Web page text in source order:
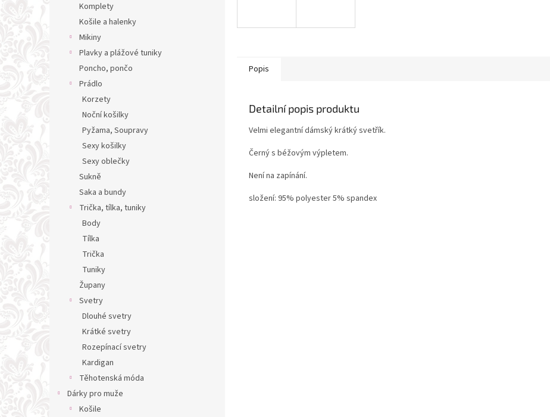
Komplety
Košile a halenky
Mikiny
Plavky a plážové tuniky
Poncho, pončo
Prádlo
Korzety
Noční košilky
Pyžama, Soupravy
Sexy košilky
Sexy oblečky
Sukně
Saka a bundy
Trička, tílka, tuniky
Body
Tílka
Trička
Tuniky
Župany
Svetry
Dlouhé svetry
Krátké svetry
Rozepínací svetry
Kardigan
Těhotenská móda
Dárky pro muže
Košile
Popis
Detailní popis produktu
Velmi elegantní dámský krátký svetřík.
Černý s béžovým výpletem.
Není na zapínání.
složení: 95% polyester 5% spandex